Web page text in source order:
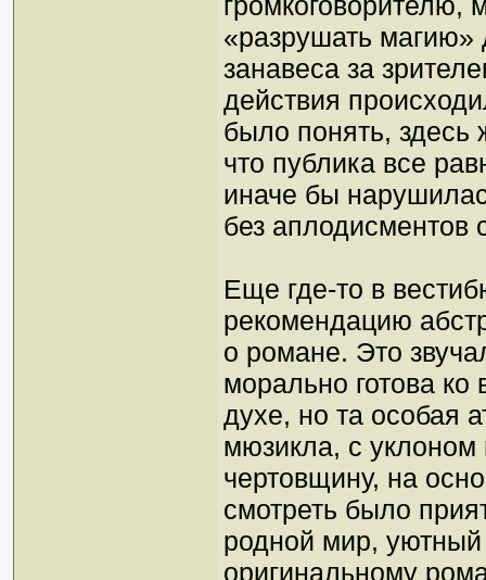
«разрушать
занавеса за
действия
было понять,
что публика все
иначе бы
без аплодисментов
Еще где-то в
рекомендацию
о романе. Это
морально готова
духе, но та особая
мюзикла, с уклоном
чертовщину, на
смотреть было
родной мир,
оригинальному